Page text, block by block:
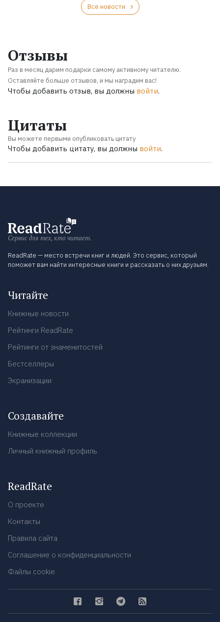
Все новости
Отзывы
Раз в месяц дарим подарки самому активному читателю.
Оставляйте больше отзывов, и мы наградим вас!
Чтобы добавить отзыв, вы должны войти.
Цитаты
Вы можете первыми опубликовать цитату
Чтобы добавить цитату, вы должны войти.
Сервис для тех, кто читает.
ReadRate — место встречи книг и людей. Это сервис, который
поможет вам найти интересные книги и рассказать о них друзьям.
Читайте
Книжные новости
Рейтинги ReadRate
Рейтинги от знаменитостей
Бестселлеры
Экранизации
Создавайте
Книжные коллекции
Личный книжный профиль
ReadRate
О проекте
Контакты
Правила сайта
Соглашение о конфиденциальности
Файлы cookie